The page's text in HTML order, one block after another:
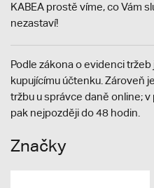
KABEA prostě víme, co Vám
nezastaví!
Podle zákona o evidenci
kupujícímu účtenku. Zároveň
tržbu u správce daně online;
pak nejpozději do 48 hodin.
Značky